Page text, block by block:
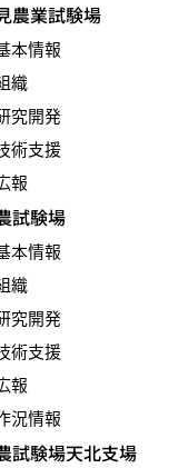
農業試験場
本情報
織
究開発
術支援
報
試験場
本情報
織
究開発
術支援
報
況情報
試験場天北支場